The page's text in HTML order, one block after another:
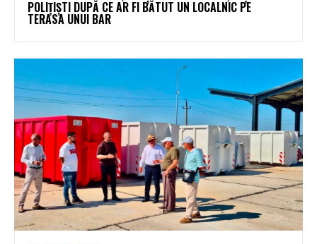
POLIȚIȘTI DUPĂ CE AR FI BĂTUT UN LOCALNIC PE
TERASA UNUI BAR